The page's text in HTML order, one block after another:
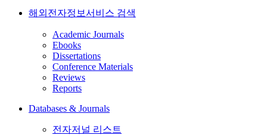
해외전자정보서비스 검색
Academic Journals
Ebooks
Dissertations
Conference Materials
Reviews
Reports
Databases & Journals
전자저널 리스트